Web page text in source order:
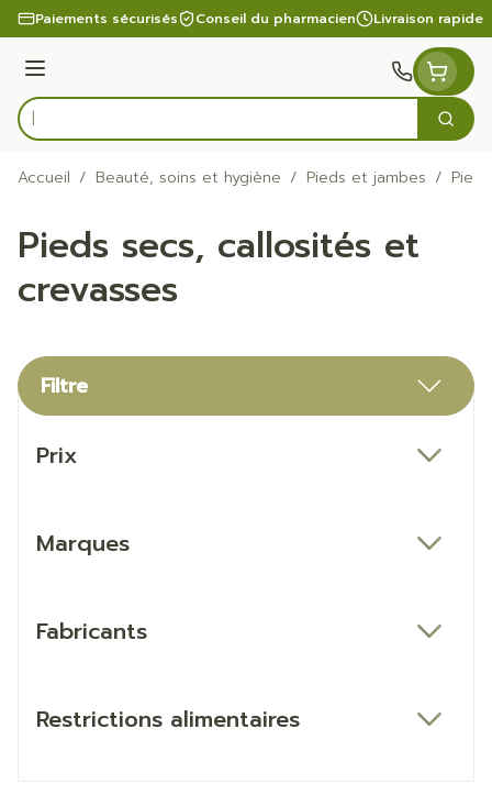
Aller au contenu
Paiements sécurisés Conseil du pharmacien Livraison rapide
Menu
Rechercher
Accueil / Beauté, soins et hygiène / Pieds et jambes /
Pieds secs, callosités et
crevasses
Filtre
Prix
Marques
Fabricants
Restrictions alimentaires